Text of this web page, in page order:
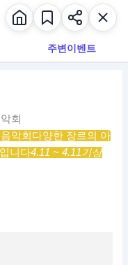
주변이벤트
회
악회 다양한 장르의 아
니다4.11 ~ 4.11기상